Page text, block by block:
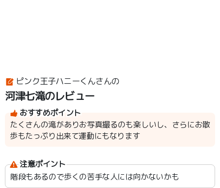
ピンク王子ハニーくんさんの
河津七滝のレビュー
おすすめポイント
たくさんの滝がありお写真撮るのも楽しいし、さらにお散
歩もたっぷり出来て運動にもなります
注意ポイント
階段もあるので歩くの苦手な人には向かないかも